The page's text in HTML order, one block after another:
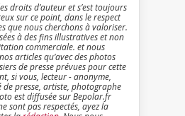
droits d’auteur et s’est toujours
sur ce point, dans le respect
que nous cherchons à valoriser.
à des fins illustratives et non
commerciale. et nous
articles qu’avec des photos
de presse prévues pour cette
si vous, lecteur - anonyme,
presse, artiste, photographe
est diffusée sur Bepolar.fr
sont pas respectés, ayez la